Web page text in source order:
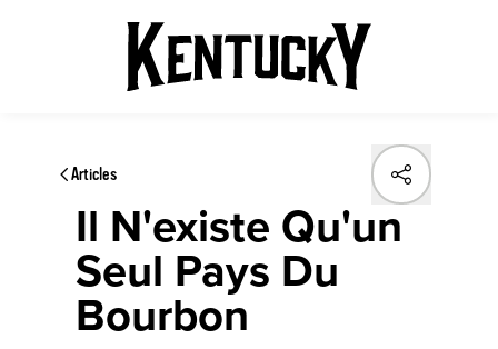
Articles
Il N'existe Qu'un
Seul Pays Du
Bourbon